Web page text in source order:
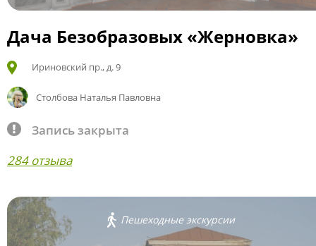
Дача Безобразовых «Жерновка»
Ириновский пр., д. 9
Столбова Наталья Павловна
Запись закрыта
284 отзыва
Пешеходные экскурсии